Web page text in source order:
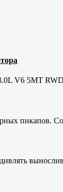
V6 5MT
пикапов.